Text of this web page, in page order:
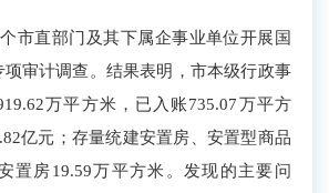
个市直部门及其下属企事业单位开展国
审计调查。 结果表明， 市本级行政事
万平方米，已入账735.07万平方
亿元 ； 存量统建安置房、 安置型商品
置房19.59万平方米。发现的主要问